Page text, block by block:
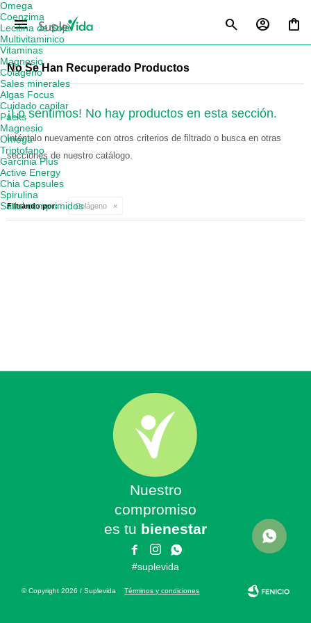
menu
No Se Han Recuperado Productos
¡Lo sentimos! No hay productos en esta sección.
Inténtalo nuevamente con otros criterios de filtrado o busca en otras
secciones de nuestro catálogo.
Filtrando por: Colágeno
Omega
Coenzima
Lecitina de Soja
Multivitaminico
Vitaminas
Magnesio
Colágeno
Sales minerales
Algas Focus
Cuidado capilar
Packs
Magnesio
Omega
Triptofano
Garcinia Plus
Active Energy
Chia Capsules
Spirulina
Satial comprimidos
Nuestro
compromiso
es tu bienestar
 

#suplevida
© Copyright 2026 / SuplevidaTérminos y condiciones